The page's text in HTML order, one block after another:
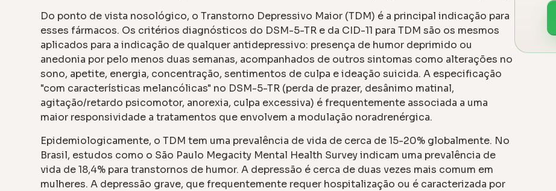
Do ponto de vista nosológico, o Transtorno Depressivo Maior (TDM) é a principal indicação para
esses fármacos. Os critérios diagnósticos do DSM-5-TR e da CID-11 para TDM são os mesmos
aplicados para a indicação de qualquer antidepressivo: presença de humor deprimido ou
anedonia por pelo menos duas semanas, acompanhados de outros sintomas como alterações no
sono, apetite, energia, concentração, sentimentos de culpa e ideação suicida. A especificação
"com características melancólicas" no DSM-5-TR (perda de prazer, desânimo matinal,
agitação/retardo psicomotor, anorexia, culpa excessiva) é frequentemente associada a uma
maior responsividade a tratamentos que envolvem a modulação noradrenérgica.
Epidemiologicamente, o TDM tem uma prevalência de vida de cerca de 15-20% globalmente. No
Brasil, estudos como o São Paulo Megacity Mental Health Survey indicam uma prevalência de
vida de 18,4% para transtornos de humor. A depressão é cerca de duas vezes mais comum em
mulheres. A depressão grave, que frequentemente requer hospitalização ou é caracterizada por